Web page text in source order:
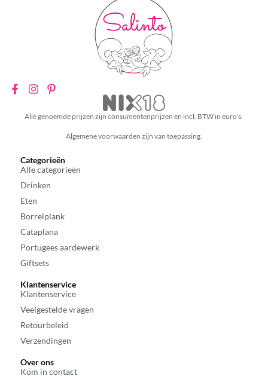
Alle genoemde prijzen zijn consumentenprijzen en incl. BTW in euro’s.
Algemene voorwaarden zijn van toepassing.
Categorieën
Alle categorieën
Drinken
Eten
Borrelplank
Cataplana
Portugees aardewerk
Giftsets
Klantenservice
Klantenservice
Veelgestelde vragen
Retourbeleid
Verzendingen
Over ons
Kom in contact